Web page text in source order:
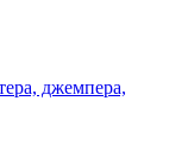
джемпера,